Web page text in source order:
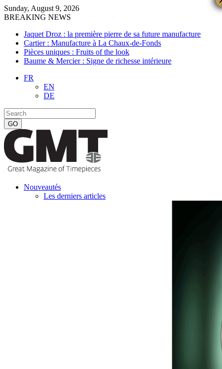
Sunday, August 9, 2026
BREAKING NEWS
Jaquet Droz : la première pierre de sa future manufacture
Cartier : Manufacture à La Chaux-de-Fonds
Pièces uniques : Fruits of the look
Baume & Mercier : Signe de richesse intérieure
FR
EN
DE
Nouveautés
Les derniers articles